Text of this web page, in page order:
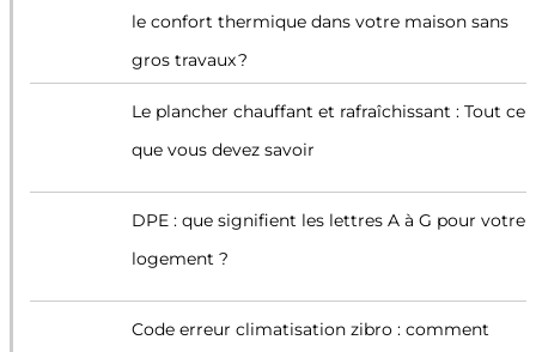
le confort thermique dans votre maison sans
gros travaux ?
Le plancher chauffant et rafraîchissant : Tout ce
que vous devez savoir
DPE : que signifient les lettres A à G pour votre
logement ?
Code erreur climatisation zibro : comment